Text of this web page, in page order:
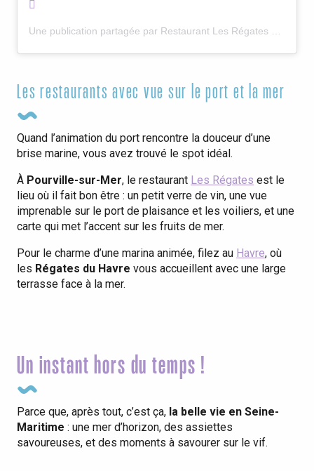
Les restaurants avec vue sur le port et la mer
Quand l’animation du port rencontre la douceur d’une
brise marine, vous avez trouvé le spot idéal.
À Pourville-sur-Mer, le restaurant Les Régates est le
lieu où il fait bon être : un petit verre de vin, une vue
imprenable sur le port de plaisance et les voiliers, et une
carte qui met l’accent sur les fruits de mer.
Pour le charme d’une marina animée, filez au Havre, où
les Régates du Havre vous accueillent avec une large
terrasse face à la mer.
Un instant hors du temps !
Parce que, après tout, c’est ça, la belle vie en Seine-
Maritime : une mer d’horizon, des assiettes
savoureuses, et des moments à savourer sur le vif.